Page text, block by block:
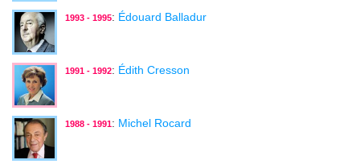
1993 - 1995: Édouard Balladur
1991 - 1992: Édith Cresson
1988 - 1991: Michel Rocard